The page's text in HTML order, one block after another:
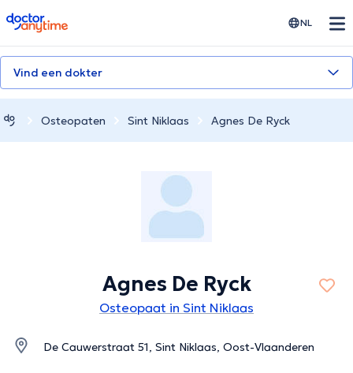
doctoranytime NL
Vind een dokter
Osteopaten Sint Niklaas Agnes De Ryck
Agnes De Ryck
Osteopaat in Sint Niklaas
De Cauwerstraat 51, Sint Niklaas, Oost-Vlaanderen